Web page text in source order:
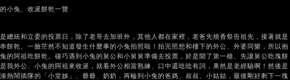
小兔、收涎餅乾一覽
總統和立委的投票日，除了老哥去加班外，其他人都在家裡，老爸先燒香祭告祖先，接著就是
餅乾、一臉茫然不知道發生什麼事的小兔拍照啦！拍完照想和樓下的外公、外婆同樂，所以抱
的阿祖吃餅乾。碰巧遇到小兔的舅公和小舅舅準備去投票，於是開了第一槍、先讓舅公吃塊餅
我外公、小兔的阿祖來收涎，就看外公相當熟練、口中還唸唸有詞，果然是老經驗啊！然後是
熱鬧插隊的「小堂姊」、爺爺、奶奶，再輪到小兔的爸媽、叔叔、小姑姑，最後剛好剩下一塊